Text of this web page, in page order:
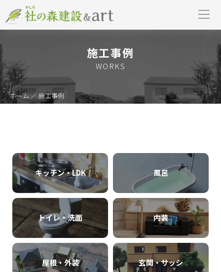
施工事例
WORKS
ホーム／ 施工事例
キッチン・LDK 風呂
トイレ・洗面 内装
屋根・外装 玄関・サッシ